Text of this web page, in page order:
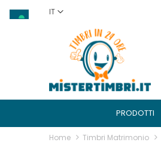
al
IT
PRODOTTI
Home Timbri Matrimonio